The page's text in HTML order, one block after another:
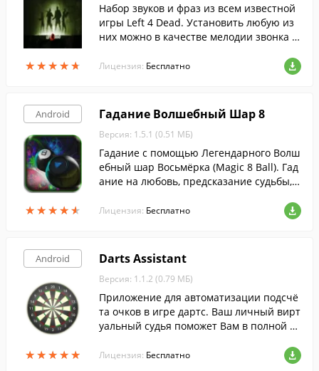
★★★★★
★★★★★
Набор звуков и фраз из всем известной
игры Left 4 Dead. Установить любую из
них можно в качестве мелодии звонка и
ими нажатиями на экран смартфона.
Лицензия: Бесплатно
Android
★★★★★
★★★★★
Гадание Волшебный Шар 8
Версия: 1.5.1 (0.51 МБ)
Гадание с помощью Легендарного Волш
ебный шар Восьмёрка (Magic 8 Ball). Гад
ание на любовь, предсказание судьбы, г
твои вопросы.
Лицензия: Бесплатно
Android
★★★★★
★★★★★
Darts Assistant
Версия: 1.1.2 (0.79 МБ)
Приложение для автоматизации подсчё
та очков в игре дартс. Ваш личный вирт
уальный судья поможет Вам в полной м
на какие мелочи.
Лицензия: Бесплатно